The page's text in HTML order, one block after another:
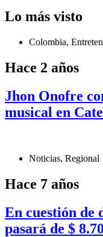
Lo más visto
Colombia,
Hace 2 años
Jhon Onofre
musical en
Noticias, Regional
Hace 7 años
En cuestión de
pasará de $